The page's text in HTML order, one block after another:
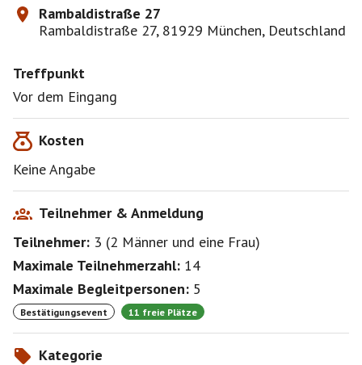
Wir laden Sie, Ihre Freunde und Familien herzlich zu
unserer
8 Künstlerinnen und Künstler sowie 2 Gäste
präsentieren ihre Arbeiten.
Sa 15 - 22 Uhr, ab 21 Uhr: Live Act rocdoc - Heavy
So 13 - 18 Uhr
Valeska von Brase, Simon James, Andreas Jungk,
Ohl, Heidi Willberg
Gäste: Gotlind Timmermanns, Oskar Rahe
Rambaldistraße 27
Rambaldistraße 27, 81929 München, Deutschland
Treffpunkt
Vor dem Eingang
Kosten
Keine Angabe
Teilnehmer & Anmeldung
Teilnehmer: 3 (2 Männer und eine Frau)
Maximale Teilnehmerzahl: 14
Maximale Begleitpersonen: 5
Bestätigungsevent 11 freie Plätze
Kategorie